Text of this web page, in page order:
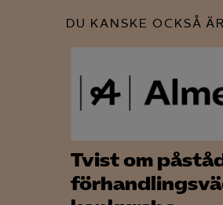
DU KANSKE OCKSÅ
Tvist om